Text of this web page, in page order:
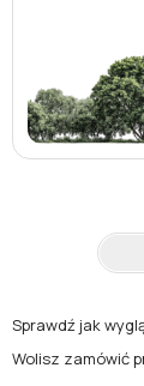
Sprawdź jak
Wolisz zamówić